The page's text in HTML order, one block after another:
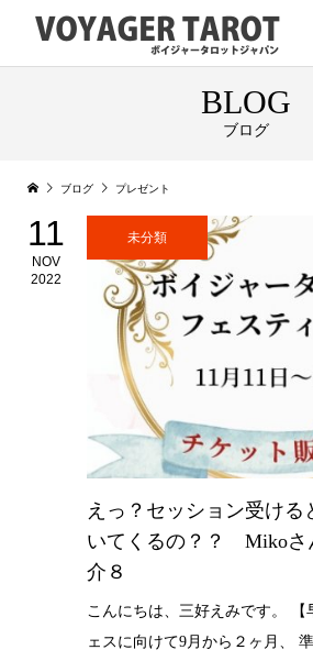
BLOG
ブログ
ブログ プレゼント
11
NOV
2022
未分類
えっ？セッション受ける
いてくるの？？ Mikoさ
介８
こんにちは、三好えみです。 【
ェスに向けて9月から２ヶ月、